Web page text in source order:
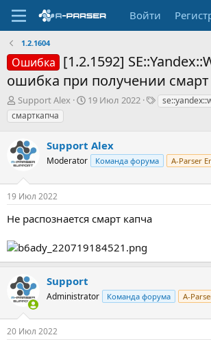
Войти
1.2.1604
Ошибка [1.2.1592]
ошибка при получении
А
в
т
р
т
м
ы
Support Alex
Д
н
а
а
19 Июл 2022
Т
смарткапча
Support Alex
Moderator Команда форума A-Parser
19 Июл 2022
Не распознается смарт капча
Support
Administrator Команда форума A-
20 Июл 2022